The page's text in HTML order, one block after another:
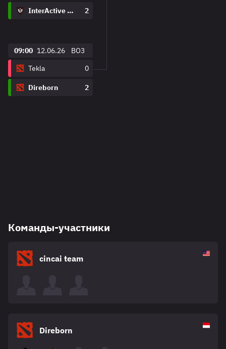
InterActive Philippines 2
09:00 12.06.26
BO3
Tekla
0
Direborn 2
Команды-участники
cincai team
Direborn